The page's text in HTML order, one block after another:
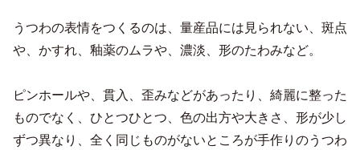
うつわの表情をつくるのは、量産品には見られない、斑点
や、かすれ、釉薬のムラや、濃淡、形のたわみなど。
ピンホールや、貫入、歪みなどがあったり、綺麗に整った
ものでなく、ひとつひとつ、色の出方や大きさ、形が少し
ずつ異なり、全く同じものがないところが手作りのうつわ